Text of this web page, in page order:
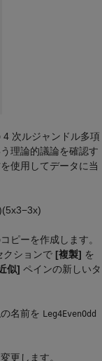
次ルジャンドル多項
理論的議論を確認す
使用してデータに当
(5x3−3x)
ピーを作成します。
クションで [複製] を
似] ペインの新しいタ
名前を Leg4EvenOdd
更します。